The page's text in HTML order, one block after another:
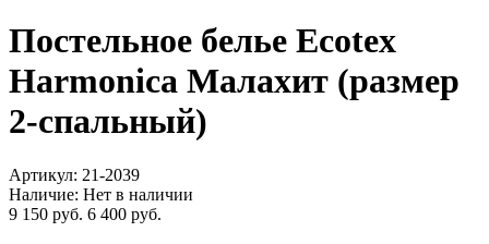
Постельное белье Ecotex
Harmonica Малахит (размер
2-спальный)
Артикул: 21-2039
Наличие: Нет в наличии
9 150 руб. 6 400 руб.